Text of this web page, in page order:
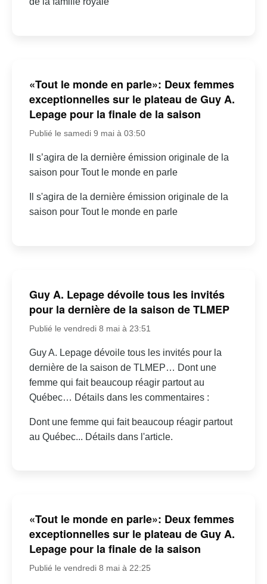
«Tout le monde en parle»: Deux femmes
exceptionnelles sur le plateau de Guy A.
Lepage pour la finale de la saison
Publié le samedi 9 mai à 03:50
Il s’agira de la dernière émission originale de la
saison pour Tout le monde en parle
Il s'agira de la dernière émission originale de la
saison pour Tout le monde en parle
Guy A. Lepage dévoile tous les invités
pour la dernière de la saison de TLMEP
Publié le vendredi 8 mai à 23:51
Guy A. Lepage dévoile tous les invités pour la
dernière de la saison de TLMEP… Dont une
femme qui fait beaucoup réagir partout au
Québec… Détails dans les commentaires :
Dont une femme qui fait beaucoup réagir partout
au Québec... Détails dans l'article.
«Tout le monde en parle»: Deux femmes
exceptionnelles sur le plateau de Guy A.
Lepage pour la finale de la saison
Publié le vendredi 8 mai à 22:25